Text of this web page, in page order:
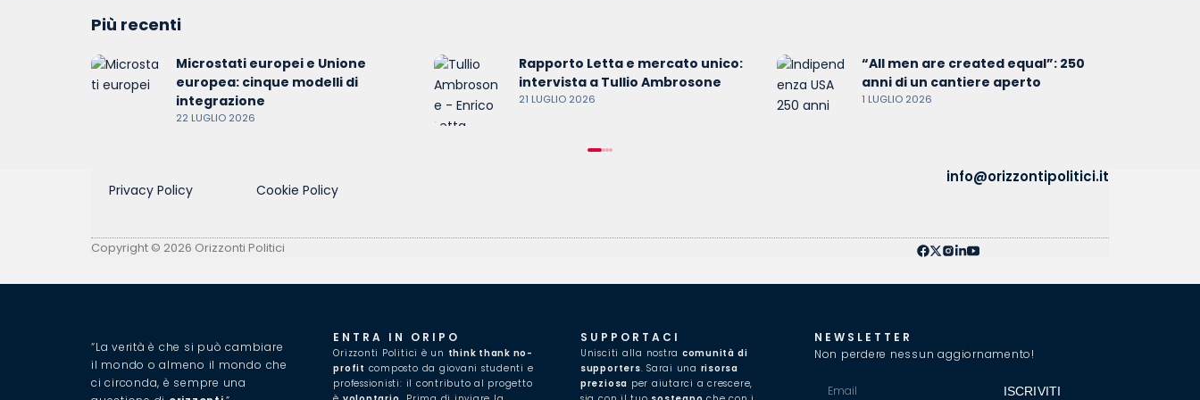
Più recenti
Microstati europei e Unione
europea: cinque modelli di
integrazione
22 LUGLIO 2026
Rapporto Letta e mercato unico:
intervista a Tullio Ambrosone
21 LUGLIO 2026
“All men are created equal”: 250
anni di un cantiere aperto
1 LUGLIO 2026
Privacy Policy Cookie Policy
info@orizzontipolitici.it
Copyright © 2026 Orizzonti Politici
“La verità è che si può cambiare
il mondo o almeno il mondo che
ci circonda, è sempre una
ENTRA IN ORIPO
Orizzonti Politici è un think thank no-
profit composto da giovani studenti e
professionisti: il contributo al progetto
SUPPORTACI
Unisciti alla nostra comunità di
supporters. Sarai una risorsa
preziosa per aiutarci a crescere,
NEWSLETTER
Non perdere nessun aggiornamento!
ISCRIVITI